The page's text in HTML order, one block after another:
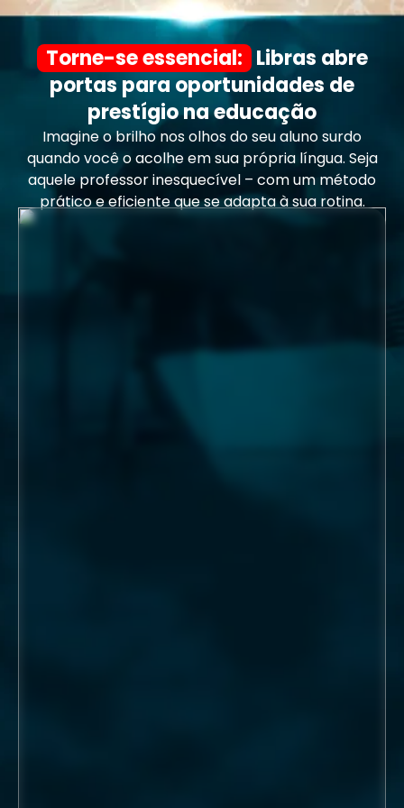
Torne-se essencial: Libras abre
portas para oportunidades de
prestígio na educação
Imagine o brilho nos olhos do seu aluno surdo
quando você o acolhe em sua própria língua. Seja
aquele professor inesquecível – com um método
prático e eficiente que se adapta à sua rotina.